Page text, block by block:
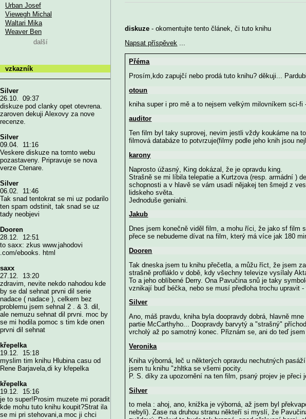
diskuze - okomentujte tento článek, či tuto knihu
Napsat příspěvek ...
Přéma
Prosím,kdo zapujčí nebo prodá tuto knihu? děkuji...
otoun
kniha super i pro mě a to nejsem velkým milovníkem sci-
auditor
Ten film byl taky suprovej, nevim jestli vždy koukáme na
filmová databáze to potvrzuje(filmy podle jeho knih jsou
karony
Naprosto úžasný, King dokázal, že je opravdu king.
Strašně se mi líbila telepatie a Kurtzova (resp. armádní )
schopnosti a v hlavě se vám usadí nějakej ten šmejd z
lidskeho světa.
Jednoduše genialni.
Jakub
Dnes jsem konečně viděl film, a mohu říci, že jako sf film
přece se nebudeme dívat na film, který má více jak 180
Dooren
Tak dneska jsem tu knihu přečetla, a můžu říct, že jsem
strašně profláklo v době, kdy všechny televize vysílaly
To a jeho oblíbené Derry. Ona Pavučina snů je taky
vznikají buď béčka, nebo se musí předloha trochu
Silver
Ano, máš pravdu, kniha byla doopravdy dobrá, hlavně
partie McCarthyho... Doopravdy barvytý a "strašný"
vrcholý až po samotný konec. Přiznám se, ani do teď
Veronika
Kniha výborná, leč u některých opravdu nechutných
jsem tu knihu "zhltka se všemi pocity.
P. S. díky za upozornění na ten film, psaný projev je přeci
Silver
to mela : ahoj, ano, knižka je výborná, až jsem byl
nebyli). Zase na druhou stranu někteří si myslí, že
Urban Josef
Viewegh Michal
Waltari Mika
Weaver Ben
další
vzkazník
Silver
26.10. 09:37
diskuze pod clanky opet otevrena.
zaroven dekuji Alexovy za nove
recenze.
Silver
09.04. 11:16
Veskere diskuze na tomto webu
pozastaveny. Pripravuje se nova
verze Ctenare.
Silver
06.02. 11:46
Tak snad tentokrat se mi uz podarilo
ten spam odstinit, tak snad se uz
tady neobjevi
Dooren
28.12. 12:51
to saxx: zkus www.jahodovi
.com/ebooks. html
saxx
27.12. 13:20
zdravim, nevite nekdo nahodou kde
by se dal sehnat prvni dil serie
nadace ( nadace ), celkem bez
problemu jsem sehnal 2 . & 3. dil,
ale nemuzu sehnat dil prvni. moc by
se mi hodila pomoc s tim kde onen
prvni dil sehnat
křepelka
19.12. 15:18
myslim tim knihu Hlubina casu od
Rene Barjavela,di ky křepelka
křepelka
19.12. 15:16
je to super!Prosim muzete mi poradit
kde mohu tuto knihu koupit?Strat ila
se mi pri stehovani,a moc ji chci